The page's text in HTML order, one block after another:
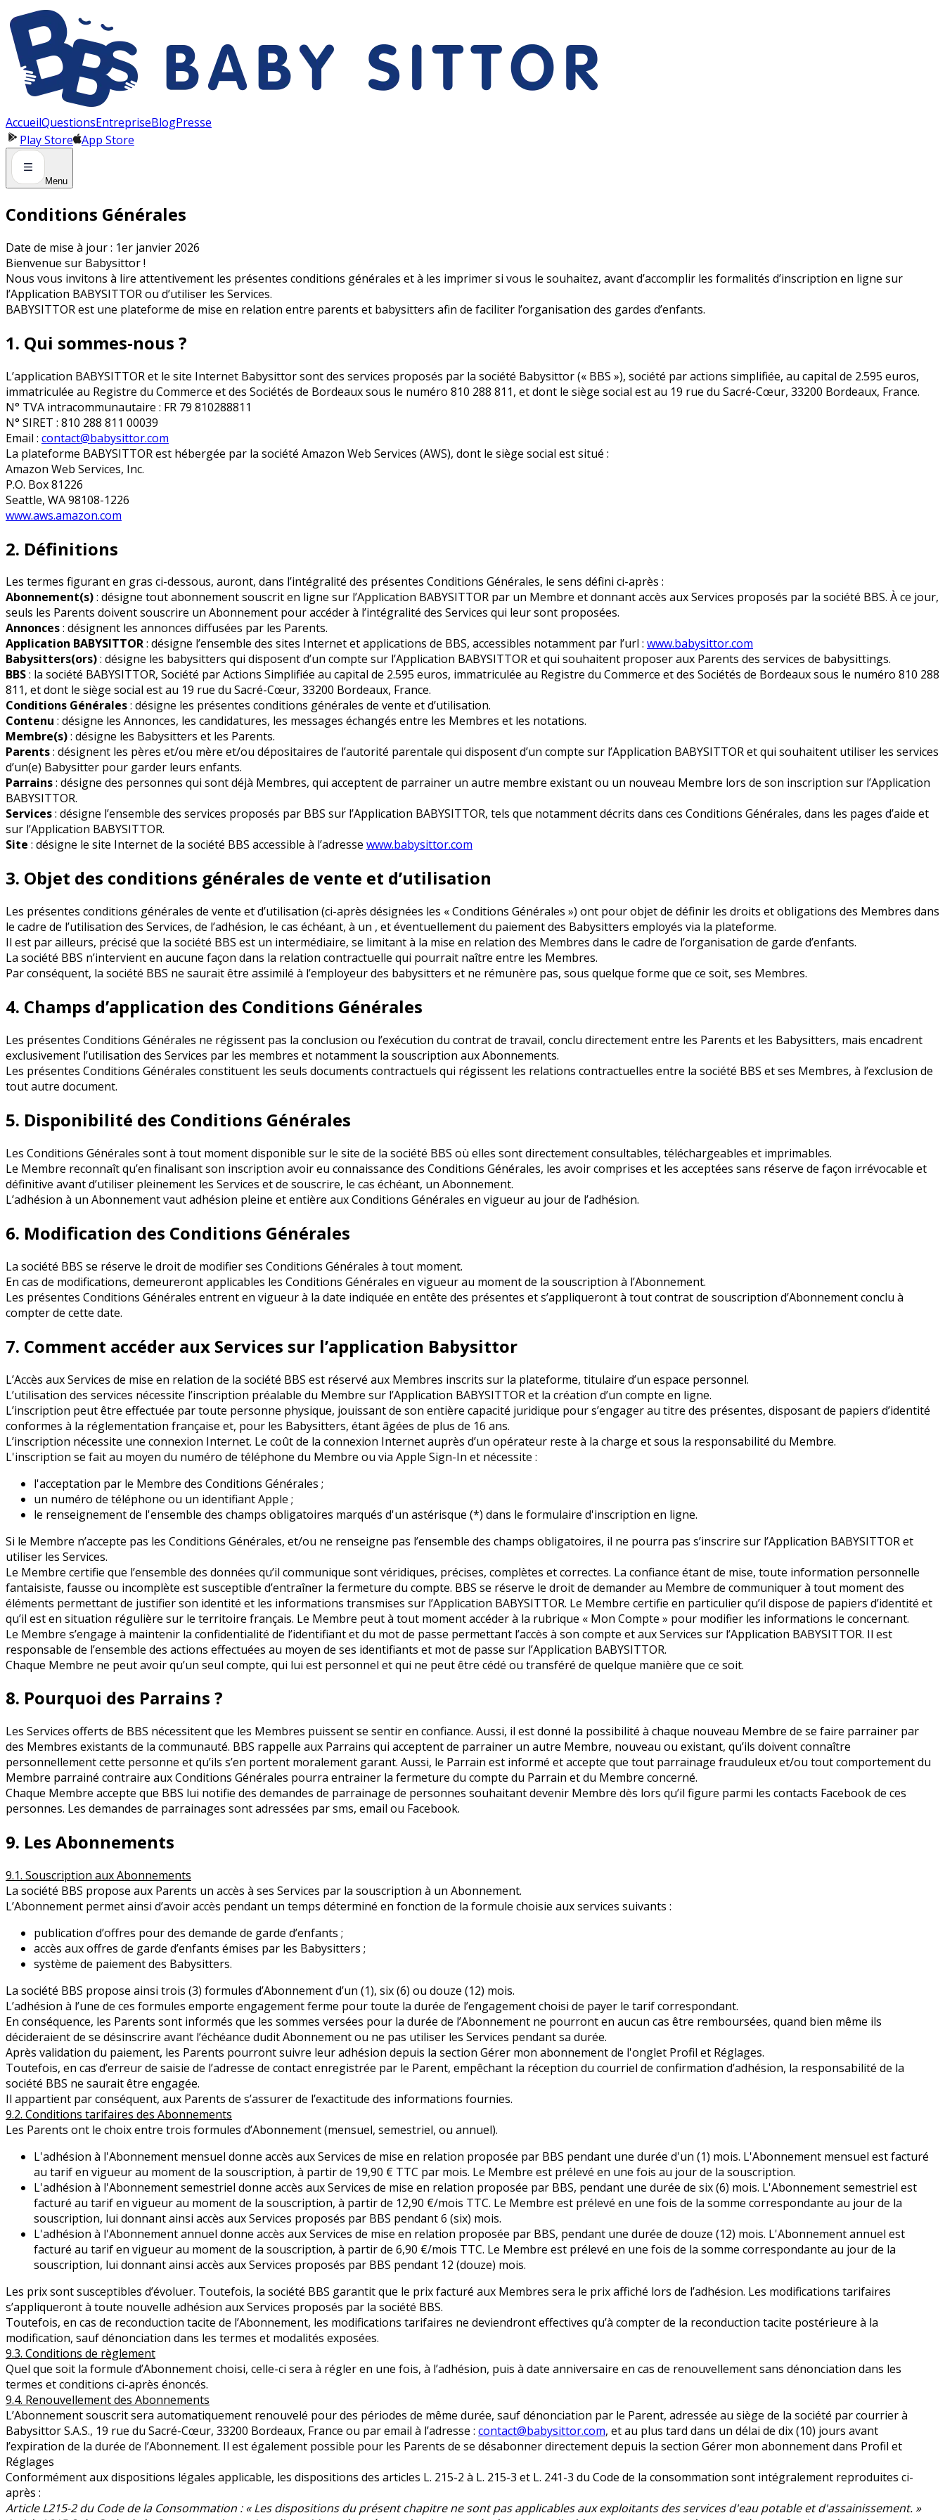
AccueilQuestionsEntrepriseBlogPresse
Play Store App Store
Menu
Conditions Générales
Date de mise à jour : 1er janvier 2026
Bienvenue sur Babysittor !
Nous vous invitons à lire attentivement les présentes conditions générales et à les imprimer si vous le souhaitez, avant d’accomplir les formalités d’inscription en ligne sur
l’Application BABYSITTOR ou d’utiliser les Services.
BABYSITTOR est une plateforme de mise en relation entre parents et babysitters afin de faciliter l’organisation des gardes d’enfants.
1. Qui sommes-nous ?
L’application BABYSITTOR et le site Internet Babysittor sont des services proposés par la société Babysittor (« BBS »), société par actions simplifiée, au capital de 2.595 euros,
immatriculée au Registre du Commerce et des Sociétés de Bordeaux sous le numéro 810 288 811, et dont le siège social est au 19 rue du Sacré-Cœur, 33200 Bordeaux, France.
N° TVA intracommunautaire : FR 79 810288811
N° SIRET : 810 288 811 00039
Email : contact@babysittor.com
La plateforme BABYSITTOR est hébergée par la société Amazon Web Services (AWS), dont le siège social est situé :
Amazon Web Services, Inc.
P.O. Box 81226
Seattle, WA 98108-1226
www.aws.amazon.com
2. Définitions
Les termes figurant en gras ci-dessous, auront, dans l’intégralité des présentes Conditions Générales, le sens défini ci-après :
Abonnement(s): désigne tout abonnement souscrit en ligne sur l’Application BABYSITTOR par un Membre et donnant accès aux Services proposés par la société BBS. À ce jour,
seuls les Parents doivent souscrire un Abonnement pour accéder à l’intégralité des Services qui leur sont proposées.
Annonces: désignent les annonces diffusées par les Parents.
Application BABYSITTOR: désigne l’ensemble des sites Internet et applications de BBS, accessibles notamment par l’url : www.babysittor.com
Babysitters(ors): désigne les babysitters qui disposent d’un compte sur l’Application BABYSITTOR et qui souhaitent proposer aux Parents des services de babysittings.
BBS: la société BABYSITTOR, Société par Actions Simplifiée au capital de 2.595 euros, immatriculée au Registre du Commerce et des Sociétés de Bordeaux sous le numéro 810 288
811, et dont le siège social est au 19 rue du Sacré-Cœur, 33200 Bordeaux, France.
Conditions Générales: désigne les présentes conditions générales de vente et d’utilisation.
Contenu : désigne les Annonces, les candidatures, les messages échangés entre les Membres et les notations.
Membre(s): désigne les Babysitters et les Parents.
Parents: désignent les pères et/ou mère et/ou dépositaires de l’autorité parentale qui disposent d’un compte sur l’Application BABYSITTOR et qui souhaitent utiliser les services
d’un(e) Babysitter pour garder leurs enfants.
Parrains: désigne des personnes qui sont déjà Membres, qui acceptent de parrainer un autre membre existant ou un nouveau Membre lors de son inscription sur l’Application
BABYSITTOR.
Services: désigne l’ensemble des services proposés par BBS sur l’Application BABYSITTOR, tels que notamment décrits dans ces Conditions Générales, dans les pages d’aide et
sur l’Application BABYSITTOR.
Site : désigne le site Internet de la société BBS accessible à l’adresse www.babysittor.com
3. Objet des conditions générales de vente et d’utilisation
Les présentes conditions générales de vente et d’utilisation (ci-après désignées les « Conditions Générales ») ont pour objet de définir les droits et obligations des Membres dans
le cadre de l’utilisation des Services, de l’adhésion, le cas échéant, à un , et éventuellement du paiement des Babysitters employés via la plateforme.
Il est par ailleurs, précisé que la société BBS est un intermédiaire, se limitant à la mise en relation des Membres dans le cadre de l’organisation de garde d’enfants.
La société BBS n’intervient en aucune façon dans la relation contractuelle qui pourrait naître entre les Membres.
Par conséquent, la société BBS ne saurait être assimilé à l’employeur des babysitters et ne rémunère pas, sous quelque forme que ce soit, ses Membres.
4. Champs d’application des Conditions Générales
Les présentes Conditions Générales ne régissent pas la conclusion ou l’exécution du contrat de travail, conclu directement entre les Parents et les Babysitters, mais encadrent
exclusivement l’utilisation des Services par les membres et notamment la souscription aux Abonnements.
Les présentes Conditions Générales constituent les seuls documents contractuels qui régissent les relations contractuelles entre la société BBS et ses Membres, à l’exclusion de
tout autre document.
5. Disponibilité des Conditions Générales
Les Conditions Générales sont à tout moment disponible sur le site de la société BBS où elles sont directement consultables, téléchargeables et imprimables.
Le Membre reconnaît qu’en finalisant son inscription avoir eu connaissance des Conditions Générales, les avoir comprises et les acceptées sans réserve de façon irrévocable et
définitive avant d’utiliser pleinement les Services et de souscrire, le cas échéant, un Abonnement.
L’adhésion à un Abonnement vaut adhésion pleine et entière aux Conditions Générales en vigueur au jour de l’adhésion.
6. Modification des Conditions Générales
La société BBS se réserve le droit de modifier ses Conditions Générales à tout moment.
En cas de modifications, demeureront applicables les Conditions Générales en vigueur au moment de la souscription à l’Abonnement.
Les présentes Conditions Générales entrent en vigueur à la date indiquée en entête des présentes et s’appliqueront à tout contrat de souscription d’Abonnement conclu à
compter de cette date.
7. Comment accéder aux Services sur l’application Babysittor
L’Accès aux Services de mise en relation de la société BBS est réservé aux Membres inscrits sur la plateforme, titulaire d’un espace personnel.
L’utilisation des services nécessite l’inscription préalable du Membre sur l’Application BABYSITTOR et la création d’un compte en ligne.
L’inscription peut être effectuée par toute personne physique, jouissant de son entière capacité juridique pour s’engager au titre des présentes, disposant de papiers d’identité
conformes à la réglementation française et, pour les Babysitters, étant âgées de plus de 16 ans.
L’inscription nécessite une connexion Internet. Le coût de la connexion Internet auprès d’un opérateur reste à la charge et sous la responsabilité du Membre.
L'inscription se fait au moyen du numéro de téléphone du Membre ou via Apple Sign-In et nécessite :
l'acceptation par le Membre des Conditions Générales ;
un numéro de téléphone ou un identifiant Apple ;
le renseignement de l'ensemble des champs obligatoires marqués d'un astérisque (*) dans le formulaire d'inscription en ligne.
Si le Membre n’accepte pas les Conditions Générales, et/ou ne renseigne pas l’ensemble des champs obligatoires, il ne pourra pas s’inscrire sur l’Application BABYSITTOR et
utiliser les Services.
Le Membre certifie que l’ensemble des données qu’il communique sont véridiques, précises, complètes et correctes. La confiance étant de mise, toute information personnelle
fantaisiste, fausse ou incomplète est susceptible d’entraîner la fermeture du compte. BBS se réserve le droit de demander au Membre de communiquer à tout moment des
éléments permettant de justifier son identité et les informations transmises sur l’Application BABYSITTOR. Le Membre certifie en particulier qu’il dispose de papiers d’identité et
qu’il est en situation régulière sur le territoire français. Le Membre peut à tout moment accéder à la rubrique « Mon Compte » pour modifier les informations le concernant.
Le Membre s’engage à maintenir la confidentialité de l’identifiant et du mot de passe permettant l’accès à son compte et aux Services sur l’Application BABYSITTOR. Il est
responsable de l’ensemble des actions effectuées au moyen de ses identifiants et mot de passe sur l’Application BABYSITTOR.
Chaque Membre ne peut avoir qu’un seul compte, qui lui est personnel et qui ne peut être cédé ou transféré de quelque manière que ce soit.
8. Pourquoi des Parrains ?
Les Services offerts de BBS nécessitent que les Membres puissent se sentir en confiance. Aussi, il est donné la possibilité à chaque nouveau Membre de se faire parrainer par
des Membres existants de la communauté. BBS rappelle aux Parrains qui acceptent de parrainer un autre Membre, nouveau ou existant, qu’ils doivent connaître
personnellement cette personne et qu’ils s’en portent moralement garant. Aussi, le Parrain est informé et accepte que tout parrainage frauduleux et/ou tout comportement du
Membre parrainé contraire aux Conditions Générales pourra entrainer la fermeture du compte du Parrain et du Membre concerné.
Chaque Membre accepte que BBS lui notifie des demandes de parrainage de personnes souhaitant devenir Membre dès lors qu’il figure parmi les contacts Facebook de ces
personnes. Les demandes de parrainages sont adressées par sms, email ou Facebook.
9. Les Abonnements
9.1. Souscription aux Abonnements
La société BBS propose aux Parents un accès à ses Services par la souscription à un Abonnement.
L’Abonnement permet ainsi d’avoir accès pendant un temps déterminé en fonction de la formule choisie aux services suivants :
publication d’offres pour des demande de garde d’enfants ;
accès aux offres de garde d’enfants émises par les Babysitters ;
système de paiement des Babysitters.
La société BBS propose ainsi trois (3) formules d’Abonnement d’un (1), six (6) ou douze (12) mois.
L’adhésion à l’une de ces formules emporte engagement ferme pour toute la durée de l’engagement choisi de payer le tarif correspondant.
En conséquence, les Parents sont informés que les sommes versées pour la durée de l’Abonnement ne pourront en aucun cas être remboursées, quand bien même ils
décideraient de se désinscrire avant l’échéance dudit Abonnement ou ne pas utiliser les Services pendant sa durée.
Après validation du paiement, les Parents pourront suivre leur adhésion depuis la section Gérer mon abonnement de l'onglet Profil et Réglages.
Toutefois, en cas d’erreur de saisie de l’adresse de contact enregistrée par le Parent, empêchant la réception du courriel de confirmation d’adhésion, la responsabilité de la
société BBS ne saurait être engagée.
Il appartient par conséquent, aux Parents de s’assurer de l’exactitude des informations fournies.
9.2. Conditions tarifaires des Abonnements
Les Parents ont le choix entre trois formules d’Abonnement (mensuel, semestriel, ou annuel).
L'adhésion à l'Abonnement mensuel donne accès aux Services de mise en relation proposée par BBS pendant une durée d'un (1) mois. L'Abonnement mensuel est facturé
au tarif en vigueur au moment de la souscription, à partir de 19,90 € TTC par mois. Le Membre est prélevé en une fois au jour de la souscription.
L'adhésion à l'Abonnement semestriel donne accès aux Services de mise en relation proposée par BBS, pendant une durée de six (6) mois. L'Abonnement semestriel est
facturé au tarif en vigueur au moment de la souscription, à partir de 12,90 €/mois TTC. Le Membre est prélevé en une fois de la somme correspondante au jour de la
souscription, lui donnant ainsi accès aux Services proposés par BBS pendant 6 (six) mois.
L'adhésion à l'Abonnement annuel donne accès aux Services de mise en relation proposée par BBS, pendant une durée de douze (12) mois. L'Abonnement annuel est
facturé au tarif en vigueur au moment de la souscription, à partir de 6,90 €/mois TTC. Le Membre est prélevé en une fois de la somme correspondante au jour de la
souscription, lui donnant ainsi accès aux Services proposés par BBS pendant 12 (douze) mois.
Les prix sont susceptibles d’évoluer. Toutefois, la société BBS garantit que le prix facturé aux Membres sera le prix affiché lors de l’adhésion. Les modifications tarifaires
s’appliqueront à toute nouvelle adhésion aux Services proposés par la société BBS.
Toutefois, en cas de reconduction tacite de l’Abonnement, les modifications tarifaires ne deviendront effectives qu’à compter de la reconduction tacite postérieure à la
modification, sauf dénonciation dans les termes et modalités exposées.
9.3. Conditions de règlement
Quel que soit la formule d’Abonnement choisi, celle-ci sera à régler en une fois, à l’adhésion, puis à date anniversaire en cas de renouvellement sans dénonciation dans les
termes et conditions ci-après énoncés.
9.4. Renouvellement des Abonnements
L’Abonnement souscrit sera automatiquement renouvelé pour des périodes de même durée, sauf dénonciation par le Parent, adressée au siège de la société par courrier à
Babysittor S.A.S., 19 rue du Sacré-Cœur, 33200 Bordeaux, France ou par email à l’adresse : contact@babysittor.com, et au plus tard dans un délai de dix (10) jours avant
l’expiration de la durée de l’Abonnement. Il est également possible pour les Parents de se désabonner directement depuis la section Gérer mon abonnement dans Profil et
Réglages
Conformément aux dispositions légales applicable, les dispositions des articles L. 215-2 à L. 215-3 et L. 241-3 du Code de la consommation sont intégralement reproduites ci-
après :
Article L215-2 du Code de la Consommation : « Les dispositions du présent chapitre ne sont pas applicables aux exploitants des services d'eau potable et d'assainissement. »
Panneau de gestion des cookies